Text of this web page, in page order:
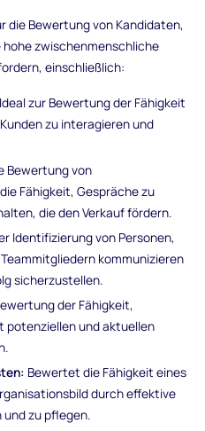
die Bewertung von Kandidaten,
zwischenmenschliche
einschließlich:
Ideal zur Bewertung der Fähigkeit
zu interagieren und
Bewertung von
Fähigkeit, Gespräche zu
die den Verkauf fördern.
Identifizierung von Personen,
kommunizieren
sicherzustellen.
der Fähigkeit,
potenziellen und aktuellen
Bewertet die Fähigkeit eines
durch effektive
zu pflegen.